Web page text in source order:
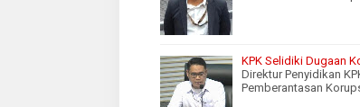
KPK Selidiki Dugaan
Direktur Penyidikan
Pemberantasan